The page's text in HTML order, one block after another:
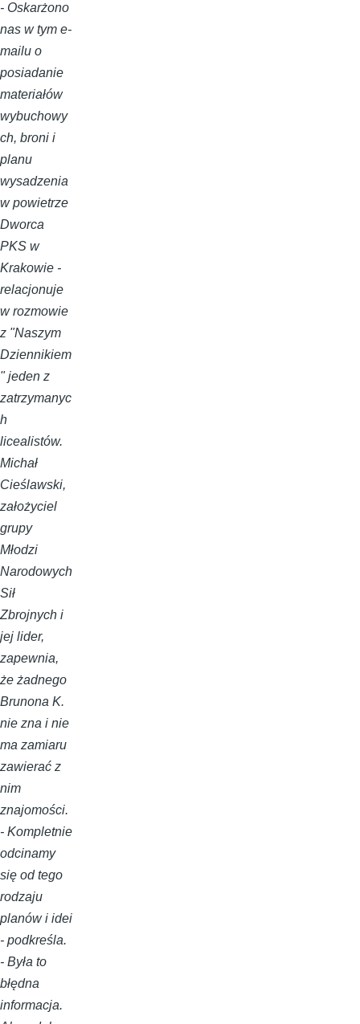
- Oskarżono
nas w tym e-
mailu o
posiadanie
materiałów
wybuchowy
ch, broni i
planu
wysadzenia
w powietrze
Dworca
PKS w
Krakowie -
relacjonuje
w rozmowie
z "Naszym
Dziennikiem
" jeden z
zatrzymanyc
h
licealistów.
Michał
Cieślawski,
założyciel
grupy
Młodzi
Narodowych
Sił
Zbrojnych i
jej lider,
zapewnia,
że żadnego
Brunona K.
nie zna i nie
ma zamiaru
zawierać z
nim
znajomości.
- Kompletnie
odcinamy
się od tego
rodzaju
planów i idei
- podkreśla.
- Była to
błędna
informacja.